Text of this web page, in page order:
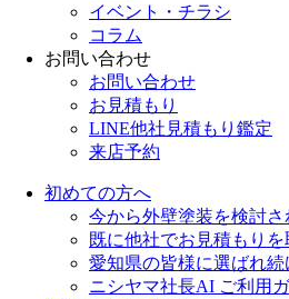
イベント・チラシ
コラム
お問い合わせ
お問い合わせ
お見積もり
LINE他社見積もり鑑定
来店予約
初めての方へ
今から外壁塗装を検討さ
既に他社でお見積もり
愛知県の皆様に選ばれ続
ニシヤマ社長AI ご利用